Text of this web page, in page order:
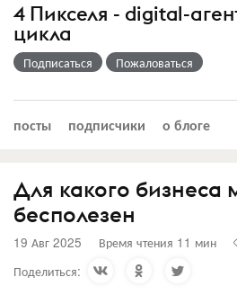
4 Пикселя - digital-
цикла
Подписаться Пожаловаться
посты подписчики о блоге
Для какого бизнеса
бесполезен
19 Авг 2025 Время чтения 11 мин
Поделиться: